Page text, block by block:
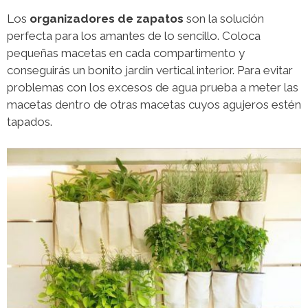
Los organizadores de zapatos son la solución
perfecta para los amantes de lo sencillo. Coloca
pequeñas macetas en cada compartimento y
conseguirás un bonito jardín vertical interior. Para evitar
problemas con los excesos de agua prueba a meter las
macetas dentro de otras macetas cuyos agujeros estén
tapados.